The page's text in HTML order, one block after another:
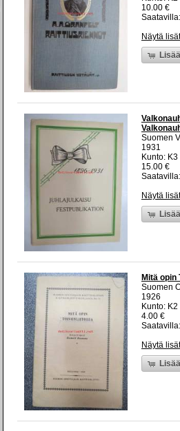
10.00 €
Näytä
Suomen
1931
Kunto:
15.00 €
Näytä
Mitä opin
Suomen
1926
Kunto:
4.00 €
Näytä